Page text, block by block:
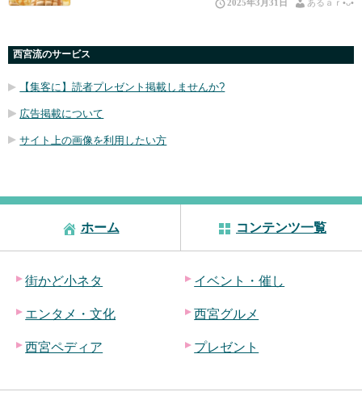
2025年3月31日 あるａｒ•⁠ᴗ⁠•⁠
西宮流のサービス
【集客に】読者プレゼント掲載しませんか?
広告掲載について
サイト上の画像を利用したい方
ホーム コンテンツ一覧
街かど小ネタ イベント・催し
エンタメ・文化 西宮グルメ
西宮ペディア プレゼント